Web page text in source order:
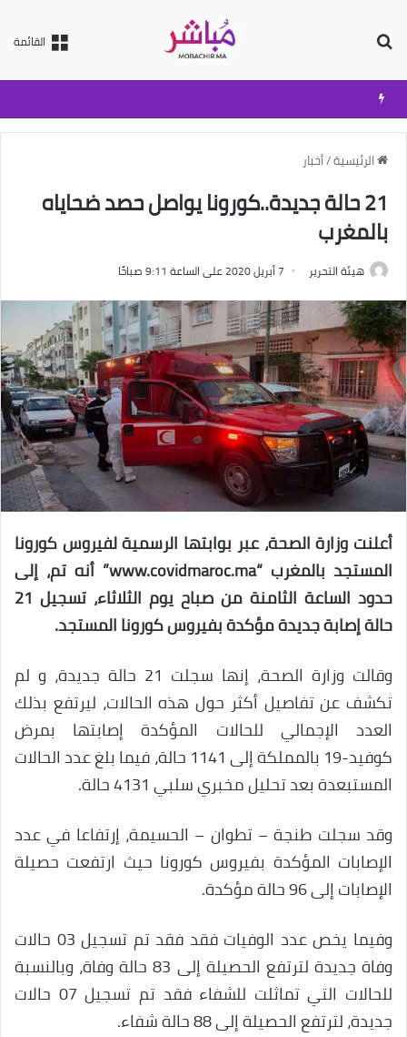
القائمة
الرئيسية/أخبار
21 حالة جديدة..كورونا يواصل حصد ضحاياه
بالمغرب
هيئة التحرير 7 أبريل 2020 على الساعة 9:11 صباحًا
أعلنت وزارة الصحة، عبر بوابتها الرسمية لفيروس كورونا
المستجد بالمغرب “www.covidmaroc.ma” أنه تم، إلى
حدود الساعة الثامنة من صباح يوم الثلاثاء، تسجيل 21
حالة إصابة جديدة مؤكدة بفيروس كورونا المستجد.
وقالت وزارة الصحة، إنها سجلت 21 حالة جديدة، و لم
تكشف عن تفاصيل أكثر حول هذه الحالات، ليرتفع بذلك
العدد الإجمالي للحالات المؤكدة إصابتها بمرض
كوفيد-19 بالمملكة إلى 1141 حالة، فيما بلغ عدد الحالات
المستبعدة بعد تحليل مخبري سلبي 4131 حالة.
وقد سجلت طنجة – تطوان – الحسيمة، إرتفاعا في عدد
الإصابات المؤكدة بفيروس كورونا حيث ارتفعت حصيلة
الإصابات إلى 96 حالة مؤكدة.
وفيما يخص عدد الوفيات فقد فقد تم تسجيل 03 حالات
وفاة جديدة لترتفع الحصيلة إلى 83 حالة وفاة، وبالنسبة
للحالات التي تماثلت للشفاء فقد تم تسجيل 07 حالات
جديدة، لترتفع الحصيلة إلى 88 حالة شفاء.